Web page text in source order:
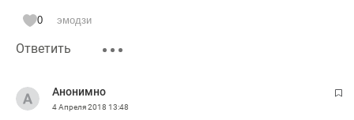
0 эмодзи
Ответить
Анонимно
4 Апреля 2018 13:48